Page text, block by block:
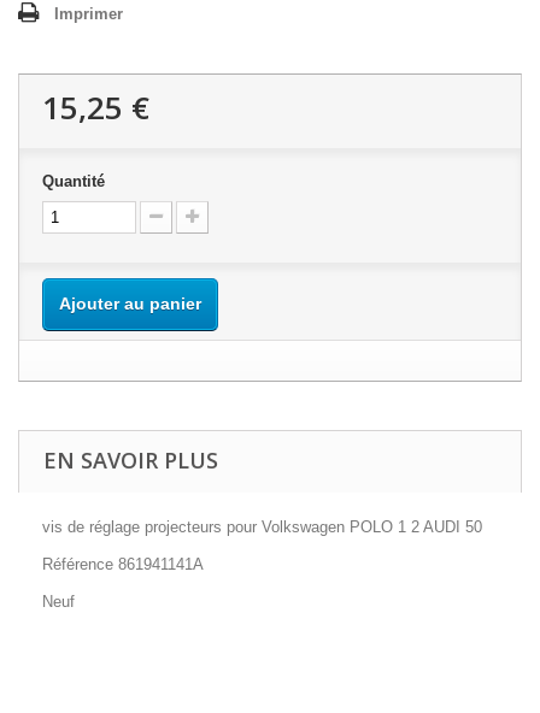
Imprimer
15,25 €
Quantité
Ajouter au panier
EN SAVOIR PLUS
vis de réglage projecteurs pour Volkswagen POLO 1 2 AUDI 50
Référence 861941141A
Neuf